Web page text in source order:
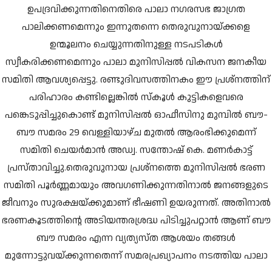
ഉപദ്രവിക്കുന്നതിനെതിരെ പാലാ നഗരസഭ ജാഗ്രത
പാലിക്കണമെന്നും ഇന്നുതന്നെ തെരുവുനായ്ക്കളെ
ഉന്മൂലനം ചെയ്യുന്നതിനുള്ള നടപടികള്‍
സ്വീകരിക്കണമെന്നും പാലാ മുനിസിപ്പല്‍ വികസന ജനകീയ
സമിതി ആവശ്യപ്പെട്ടു. രണ്ടുദിവസത്തിനകം ഈ പ്രശ്‌നത്തിന്
പരിഹാരം കണ്ടില്ലെങ്കില്‍ സ്‌കൂള്‍ കുട്ടികളെവരെ
പങ്കെടുപ്പിച്ചുകൊണ്ട് മുനിസിപ്പല്‍ ഓഫീസിനു മുമ്പില്‍ ബൗ-
ബൗ സമരം 29 വെള്ളിയാഴ്ച മുതല്‍ ആരംഭിക്കുമെന്ന്
സമിതി ചെയര്‍മാന്‍ അഡ്വ. സന്തോഷ് കെ. മണര്‍കാട്ട്
പ്രസ്താവിച്ചു.തെരുവുനായ പ്രശ്നത്തെ മുനിസിപ്പൽ ഭരണ
സമിതി പൂർണ്ണമായും അവഗണിക്കുന്നതിനാൽ ജനങ്ങളുടെ
ജീവനും സുരക്ഷയ്ക്കുമാണ് ഭീഷണി ഉയരുന്നത്. അതിനാൽ
ഭരണകൂടത്തിന്റെ അടിയന്തരശ്രദ്ധ പിടിച്ചുപറ്റാൻ ആണ് ബൗ
ബൗ സമരം എന്ന വ്യത്യസ്ത ആശയം തങ്ങൾ
മുന്നോട്ടുവയ്ക്കുന്നതെന്ന് സമരപ്രഖ്യാപനം നടത്തിയ പാലാ